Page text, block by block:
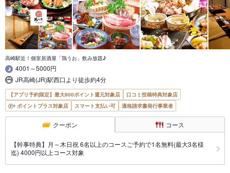
高崎駅近！個室居酒屋「鶏うお」飲み放題♪
4001～5000円
JR高崎(JR)駅西口より徒歩約4分
【アプリ予約限定】最大800ポイント還元対象店
口コミ投稿特典対象店
ポイントプラス対象店
スマート支払い可 適格請求書発行事業者
クーポン コース
【幹事特典】月～木日祝 6名以上のコースご予約で1名無料(最大3名様
迄) 4000円以上コース対象